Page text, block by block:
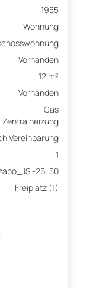
1955
Wohnung
Vorhanden
12 m²
Vorhanden
Gas
Zentralheizung
Vereinbarung
1
26-50
Freiplatz (1)